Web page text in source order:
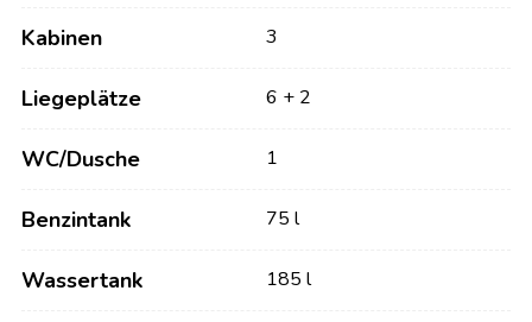
Kabinen 3
Liegeplätze 6 + 2
WC/Dusche 1
Benzintank 75 l
Wassertank 185 l